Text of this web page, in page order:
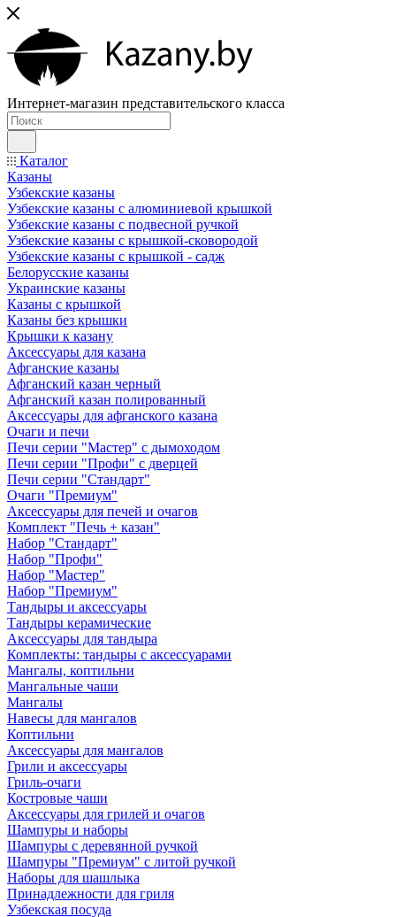
Интернет-магазин представительского класса
Каталог
Казаны
Узбекские казаны
Узбекские казаны с алюминиевой крышкой
Узбекские казаны с подвесной ручкой
Узбекские казаны с крышкой-сковородой
Узбекские казаны с крышкой - садж
Белорусские казаны
Украинские казаны
Казаны с крышкой
Казаны без крышки
Крышки к казану
Аксессуары для казана
Афганские казаны
Афганский казан черный
Афганский казан полированный
Аксессуары для афганского казана
Очаги и печи
Печи серии "Мастер" с дымоходом
Печи серии "Профи" с дверцей
Печи серии "Стандарт"
Очаги "Премиум"
Аксессуары для печей и очагов
Комплект "Печь + казан"
Набор "Стандарт"
Набор "Профи"
Набор "Мастер"
Набор "Премиум"
Тандыры и аксессуары
Тандыры керамические
Аксессуары для тандыра
Комплекты: тандыры с аксессуарами
Мангалы, коптильни
Мангальные чаши
Мангалы
Навесы для мангалов
Коптильни
Аксессуары для мангалов
Грили и аксессуары
Гриль-очаги
Костровые чаши
Аксессуары для грилей и очагов
Шампуры и наборы
Шампуры с деревянной ручкой
Шампуры "Премиум" с литой ручкой
Наборы для шашлыка
Принадлежности для гриля
Узбекская посуда